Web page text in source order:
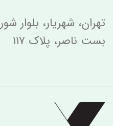
تهران، شهریار، بلوار
بست ناصر، پلاک ۱۱۷